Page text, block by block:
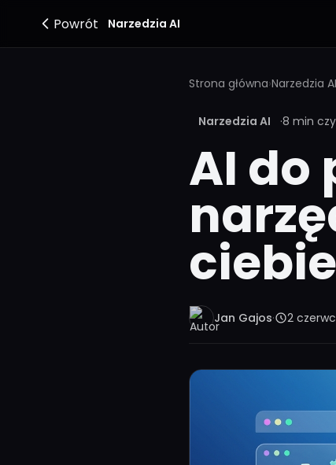
Powrót Narzedzia AI
Strona główna›Narzedzia AI
Narzedzia AI ·8 min
AI do
ciebie
Jan Gajos· 2